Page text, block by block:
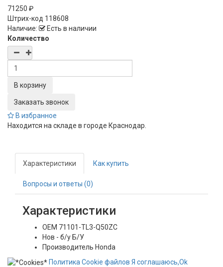
71250 ₽
Штрих-код 118608
Наличие:
Есть в наличии
Количество
Заказать звонок
В избранное
Находится на складе в городе Краснодар
Характеристики Как купить
Вопросы и ответы (0)
Характеристики
OEM 71101-TL3-Q50ZC
Нов - б/у Б/У
Производитель Honda
Политика Сookie файлов Я соглашаюсь,Ok